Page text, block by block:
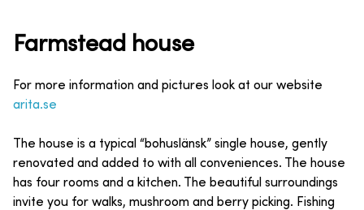
Farmstead house
For more information and pictures look at our website
arita.se
The house is a typical “bohuslänsk” single house, gently
renovated and added to with all conveniences. The house
has four rooms and a kitchen. The beautiful surroundings
invite you for walks, mushroom and berry picking. Fishing